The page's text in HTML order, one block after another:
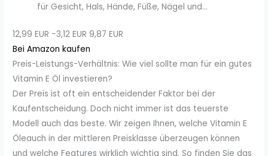
für Gesicht, Hals, Hände, Füße, Nägel und...
12,99 EUR −3,12 EUR 9,87 EUR
Bei Amazon kaufen
Preis-Leistungs-Verhältnis: Wie viel sollte man für ein gutes
Vitamin E Öl investieren?
Der Preis ist oft ein entscheidender Faktor bei der
Kaufentscheidung. Doch nicht immer ist das teuerste
Modell auch das beste. Wir zeigen Ihnen, welche Vitamin E
Öleauch in der mittleren Preisklasse überzeugen können
und welche Features wirklich wichtig sind. So finden Sie das